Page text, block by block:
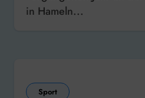
in Hameln...
Sport